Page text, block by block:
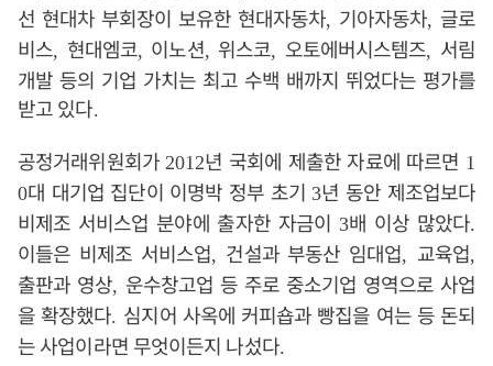
선 현대차 부회장이 보유한 현대자동차, 기아자동차, 글로
비스, 현대엠코, 이노션, 위스코, 오토에버시스템즈, 서림
개발 등의 기업 가치는 최고 수백 배까지 뛰었다는 평가를
받고 있다.
공정거래위원회가 2012년 국회에 제출한 자료에 따르면 1
0대 대기업 집단이 이명박 정부 초기3년 동안 제조업보다
비제조 서비스업 분야에 출자한 자금이 3배 이상 많았다.
이들은 비제조 서비스업, 건설과 부동산 임대업, 교육업,
출판과 영상, 운수창고업 등 주로 중소기업 영역으로 사업
을 확장했다. 심지어 사옥에 커피숍과 빵집을 여는 등 돈되
는 사업이라면 무엇이든지 나섰다.